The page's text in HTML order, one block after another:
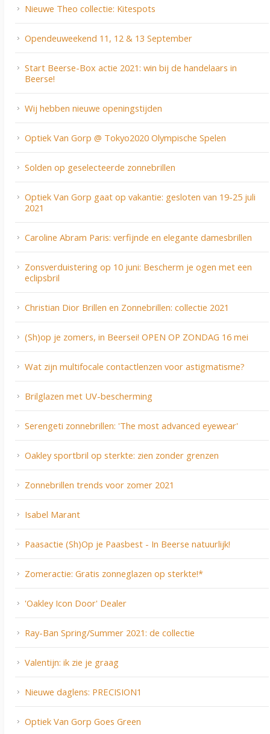
Nieuwe Theo collectie: Kitespots
Opendeuweekend 11, 12 & 13 September
Start Beerse-Box actie 2021: win bij de handelaars in
Beerse!
Wij hebben nieuwe openingstijden
Optiek Van Gorp @ Tokyo2020 Olympische Spelen
Solden op geselecteerde zonnebrillen
Optiek Van Gorp gaat op vakantie: gesloten van 19-25 juli
2021
Caroline Abram Paris: verfijnde en elegante damesbrillen
Zonsverduistering op 10 juni: Bescherm je ogen met een
eclipsbril
Christian Dior Brillen en Zonnebrillen: collectie 2021
(Sh)op je zomers, in Beersei! OPEN OP ZONDAG 16 mei
Wat zijn multifocale contactlenzen voor astigmatisme?
Brilglazen met UV-bescherming
Serengeti zonnebrillen: 'The most advanced eyewear'
Oakley sportbril op sterkte: zien zonder grenzen
Zonnebrillen trends voor zomer 2021
Isabel Marant
Paasactie (Sh)Op je Paasbest - In Beerse natuurlijk!
Zomeractie: Gratis zonneglazen op sterkte!*
'Oakley Icon Door' Dealer
Ray-Ban Spring/Summer 2021: de collectie
Valentijn: ik zie je graag
Nieuwe daglens: PRECISION1
Optiek Van Gorp Goes Green